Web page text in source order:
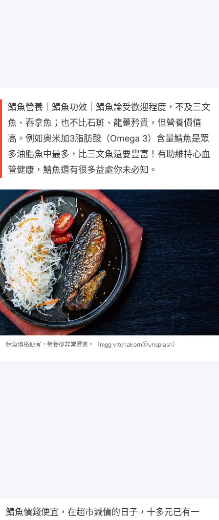
鯖魚營養｜鯖魚功效｜鯖魚論受歡迎程度，不及三文
魚、吞拿魚；也不比石斑、龍躉矜貴，但營養價值
高。例如奧米加3脂肪酸（Omega 3）含量鯖魚是眾
多油脂魚中最多，比三文魚還要豐富！有助維持心血
管健康，鯖魚還有很多益處你未必知。
鯖魚價格便宜，營養卻非常豐富。（mgg vitchakorn＠unsplash）
鯖魚價錢便宜，在超市減價的日子，十多元已有一